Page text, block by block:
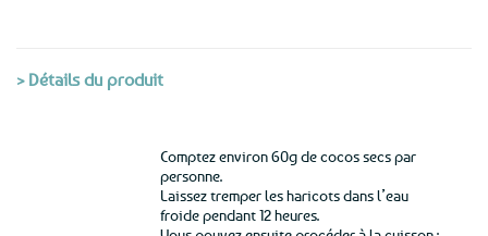
> Détails du produit
Comptez environ 60g de cocos secs par
personne.
Laissez tremper les haricots dans l’eau
froide pendant 12 heures.